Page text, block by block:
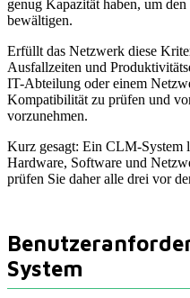
genug Kapazität haben, um
bewältigen.
Erfüllt das Netzwerk diese
Ausfallzeiten und
IT-Abteilung oder einem
Kompatibilität zu prüfen und
vorzunehmen.
Kurz gesagt: Ein CLM-System
Hardware, Software und
prüfen Sie daher alle drei vor
System